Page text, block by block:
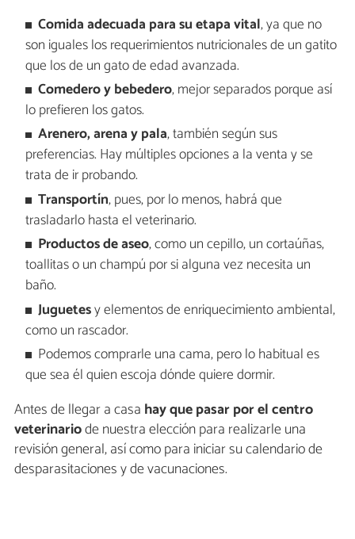
Comida adecuada para su etapa vital, ya que no
son iguales los requerimientos nutricionales de un gatito
que los de un gato de edad avanzada.
Comedero y bebedero, mejor separados porque así
lo prefieren los gatos.
Arenero, arena y pala, también según sus
preferencias. Hay múltiples opciones a la venta y se
trata de ir probando.
Transportín, pues, por lo menos, habrá que
trasladarlo hasta el veterinario.
Productos de aseo, como un cepillo, un cortaúñas,
toallitas o un champú por si alguna vez necesita un
baño.
Juguetesy elementos de enriquecimiento ambiental,
como un rascador.
Podemos comprarle una cama, pero lo habitual es
que sea él quien escoja dónde quiere dormir.
Antes de llegar a casa hay que pasar por el centro
veterinariode nuestra elección para realizarle una
revisión general, así como para iniciar su calendario de
desparasitaciones y de vacunaciones.